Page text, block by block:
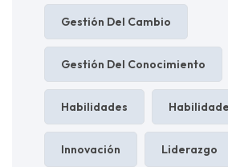
Gestión Del Cambio
Gestión Del Conocimiento
Habilidades
Innovación Liderazgo